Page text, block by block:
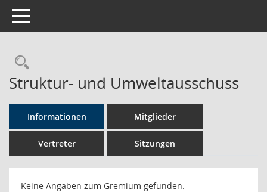
Toggle navigation
Rechercheauswahl
Struktur- und Umweltausschuss
Informationen Mitglieder
Vertreter Sitzungen
Keine Angaben zum Gremium gefunden.